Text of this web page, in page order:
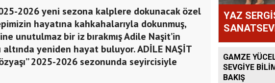
2026 yeni sezona kalplere dokunacak özel
hayatına kahkahalarıyla dokunmuş,
unutulmaz bir iz bırakmış Adile Naşit’in
altında yeniden hayat buluyor. ADİLE NAŞİT
2025-2026 sezonunda seyircisiyle
YAZ
GAMZE
SEVGİYE
BAKIŞ